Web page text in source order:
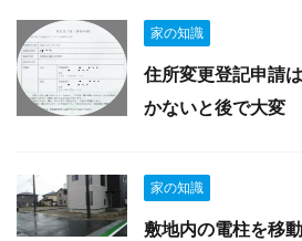
家の知識
住所変更登記申請
かないと後で大変
家の知識
敷地内の電柱を移